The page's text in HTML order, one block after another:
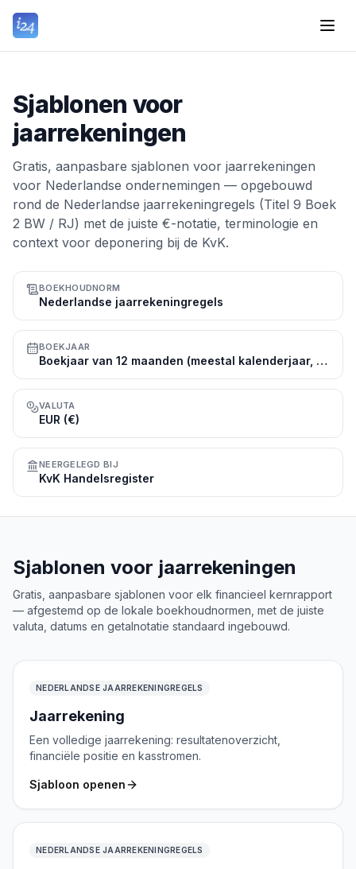
Sjablonen voor
jaarrekeningen
Gratis, aanpasbare sjablonen voor jaarrekeningen
voor Nederlandse ondernemingen — opgebouwd
rond de Nederlandse jaarrekeningregels (Titel 9 Boek
2 BW / RJ) met de juiste €-notatie, terminologie en
context voor deponering bij de KvK.
BOEKHOUDNORM
Nederlandse jaarrekeningregels
BOEKJAAR
Boekjaar van 12 maanden (meestal kalenderjaar, 1 januari t/m 31 december)
VALUTA
EUR (€)
NEERGELEGD BIJ
KvK Handelsregister
Sjablonen voor jaarrekeningen
Gratis, aanpasbare sjablonen voor elk financieel kernrapport
— afgestemd op de lokale boekhoudnormen, met de juiste
valuta, datums en getalnotatie standaard ingebouwd.
NEDERLANDSE JAARREKENINGREGELS
Jaarrekening
Een volledige jaarrekening: resultatenoverzicht,
financiële positie en kasstromen.
Sjabloon openen
NEDERLANDSE JAARREKENINGREGELS